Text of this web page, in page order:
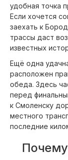
удобная точка
Если хочется
заехать к
трассы даст
известных
Ещё одна
расположен
обеда. Здесь
перед
к Смоленску
местного
последние